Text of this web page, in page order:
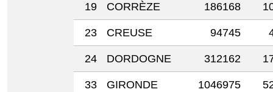
19 CORRÈZE 186168
23 CREUSE 94745
24 DORDOGNE 312162
33 GIRONDE 1046975